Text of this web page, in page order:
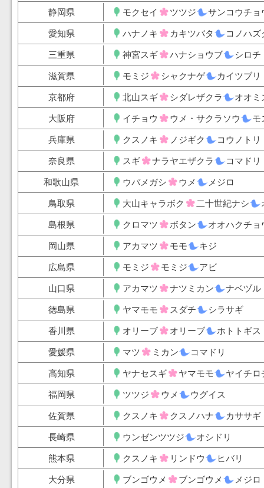
静岡県 モクセイ ツツジ サンコウチョ
愛知県 ハナノキ カキツバタ コノハズ
三重県 神宮スギ ハナショウブ シロチ
滋賀県 モミジ シャクナゲ カイツブリ
京都府 北山スギ シダレザクラ オオミ
大阪府 イチョウ ウメ・サクラソウ モ
兵庫県 クスノキ ノジギク コウノトリ
奈良県 スギ ナラヤエザクラ コマドリ
和歌山県 ウバメガシ ウメ メジロ
鳥取県 大山キャラボク 二十世紀ナシ
島根県 クロマツ ボタン オオハクチョ
岡山県 アカマツ モモ キジ
広島県 モミジ モミジ アビ
山口県 アカマツ ナツミカン ナベヅル
徳島県 ヤマモモ スダチ シラサギ
香川県 オリーブ オリーブ ホトトギス
愛媛県 マツ ミカン コマドリ
高知県 ヤナセスギ ヤマモモ ヤイチロ
福岡県 ツツジ ウメ ウグイス
佐賀県 クスノキ クスノハナ カササギ
長崎県 ウンゼンツツジ オシドリ
熊本県 クスノキ リンドウ ヒバリ
大分県 ブンゴウメ ブンゴウメ メジロ